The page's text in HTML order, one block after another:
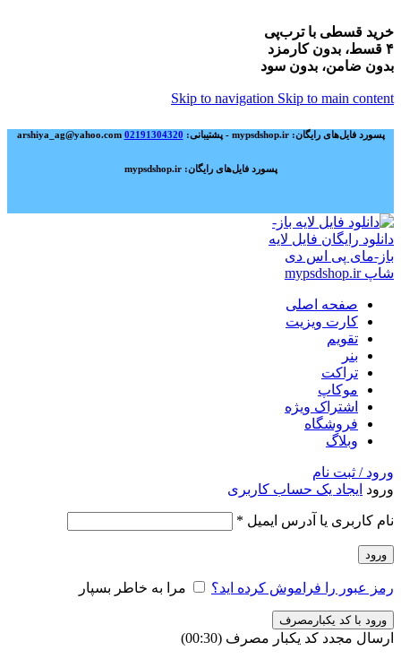
خرید قسطی با ترب‌پی
۴ قسط، بدون کارمزد
بدون ضامن، بدون سود
Skip to navigation Skip to main content
پسورد فایل‌های رایگان: mypsdshop.ir - پشتیبانی: arshiya_ag@yahoo.com 02191304320
پسورد فایل‌های رایگان: mypsdshop.ir
صفحه اصلی
کارت ویزیت
تقویم
بنر
تراکت
موکاپ
اشتراک ویژه
فروشگاه
وبلاگ
ورود / ثبت نام
ورود ایجاد یک حساب کاربری
نام کاربری یا آدرس ایمیل *
ورود
رمز عبور را فراموش کرده اید؟ مرا به خاطر بسپار
ورود با کد یکبارمصرف
ارسال مجدد کد یکبار مصرف (00:
30
)